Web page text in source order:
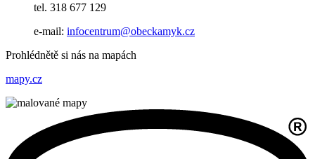
tel. 318 677 129
e-mail: infocentrum@obeckamyk.cz
Prohlédnětě si nás na mapách
mapy.cz